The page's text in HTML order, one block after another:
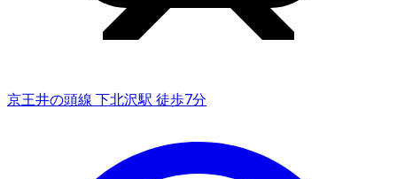
京王井の頭線 下北沢駅 徒歩7分